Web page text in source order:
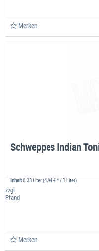
Merken
Schweppes Indian
Inhalt0.33 Liter(4,94 € * / 1 Liter)
zzgl.
Pfand
Merken